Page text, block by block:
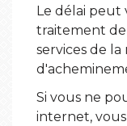
Le délai peut
traitement
services de
Si vous ne
internet,